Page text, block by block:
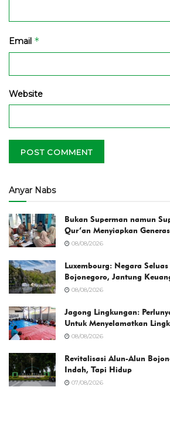
Email *
Website
Anyar Nabs
Bukan Superman namun
Qur’an Menyiapkan
08/08/2026
Luxembourg: Negara
Bojonegoro, Jantung
08/08/2026
Jagong Lingkungan:
Untuk Menyelamatkan
08/08/2026
Revitalisasi Alun-Alun
Indah, Tapi Hidup
07/08/2026